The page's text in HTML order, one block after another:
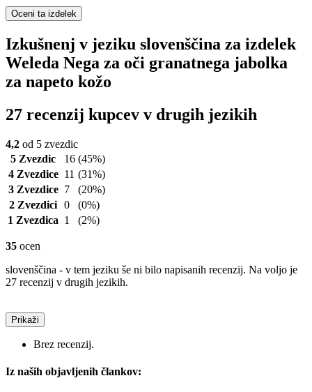
Oceni ta izdelek
Izkušnenj v jeziku slovenščina za izdelek
Weleda Nega za oči granatnega jabolka
za napeto kožo
27 recenzij kupcev v drugih jezikih
4,2 od 5 zvezdic
5 Zvezdic
16 (45%)
4 Zvezdice 11 (31%)
3 Zvezdice 7
(20%)
2 Zvezdici 0
(0%)
1 Zvezdica 1 (2%)
35 ocen
slovenščina - v tem jeziku še ni bilo napisanih recenzij. Na voljo je
27 recenzij v drugih jezikih.
Prikaži
Brez recenzij.
Iz naših objavljenih člankov: